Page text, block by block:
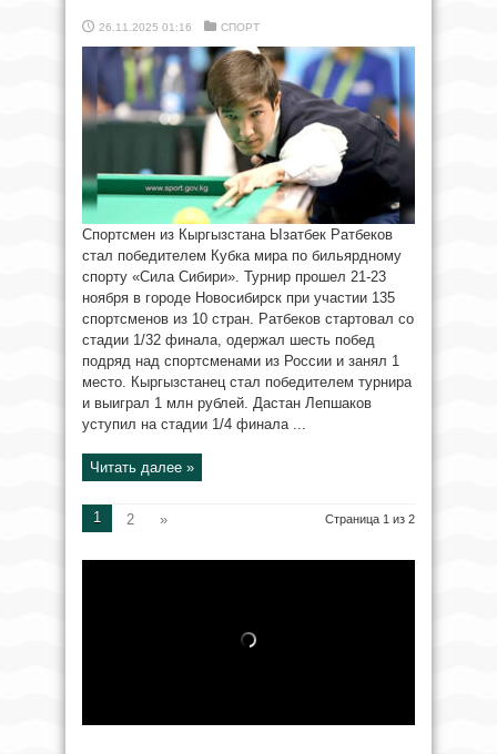
26.11.2025 01:16 СПОРТ
Спортсмен из Кыргызстана Ызатбек Ратбеков
стал победителем Кубка мира по бильярдному
спорту «Сила Сибири». Турнир прошел 21-23
ноября в городе Новосибирск при участии 135
спортсменов из 10 стран. Ратбеков стартовал со
стадии 1/32 финала, одержал шесть побед
подряд над спортсменами из России и занял 1
место. Кыргызстанец стал победителем турнира
и выиграл 1 млн рублей. Дастан Лепшаков
уступил на стадии 1/4 финала ...
Читать далее »
Страница 1 из 2
1 2 »